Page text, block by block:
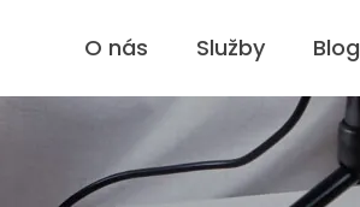
O nás Služby Blog